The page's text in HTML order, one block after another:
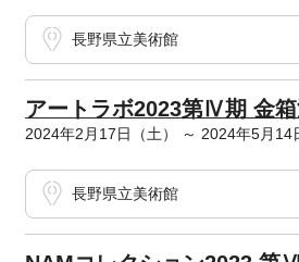
長野県立美術館
アートラボ2023第Ⅳ期 金
2024年2月17日（土） ～ 2024年5月14
長野県立美術館